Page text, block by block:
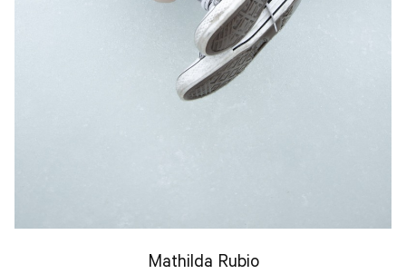
Mathilda Rubio